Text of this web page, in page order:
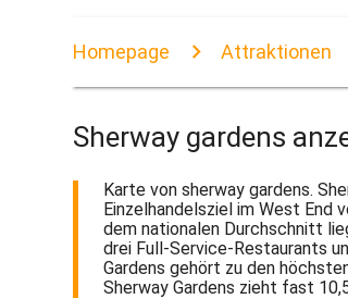
Homepage Attraktionen
Sherway gardens
Karte von sherway gardens.
Einzelhandelsziel im West End
dem nationalen Durchschnitt
drei Full-Service-Restaurants
Gardens gehört zu den
Sherway Gardens zieht fast